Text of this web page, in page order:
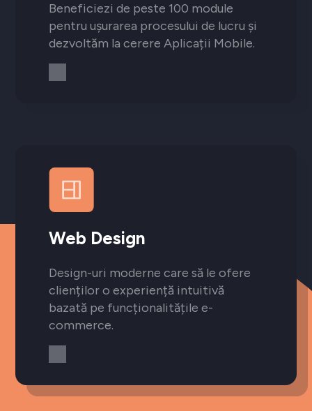
Beneficiezi de peste 100 module
pentru ușurarea procesului de lucru și
dezvoltăm la cerere Aplicații Mobile.
Web Design
Design-uri moderne care să le ofere
clienților o experiență intuitivă
bazată pe funcționalitățile e-
commerce.